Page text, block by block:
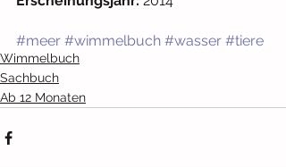
#meer #wimmelbuch #wasser #tiere
Wimmelbuch
Sachbuch
Ab 12 Monaten